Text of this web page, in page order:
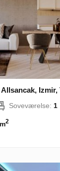
Izmir,
Soveværelse:1
2